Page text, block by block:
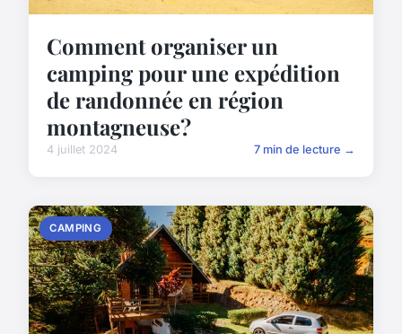
Comment organiser un
camping pour une expédition
de randonnée en région
montagneuse?
4 juillet 2024 7 min de lecture →
CAMPING